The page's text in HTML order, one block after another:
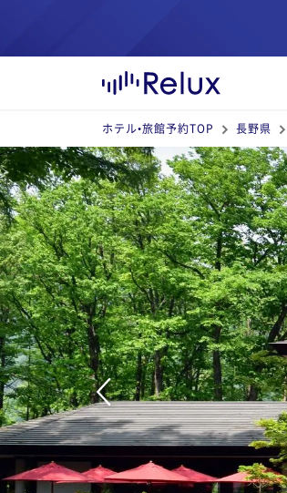
ホテル•旅館予約TOP 長野県